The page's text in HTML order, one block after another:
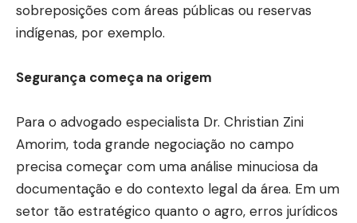
sobreposições com áreas públicas ou reservas
indígenas, por exemplo.
Segurança começa na origem
Para o advogado especialista Dr. Christian Zini
Amorim, toda grande negociação no campo
precisa começar com uma análise minuciosa da
documentação e do contexto legal da área. Em um
setor tão estratégico quanto o agro, erros jurídicos